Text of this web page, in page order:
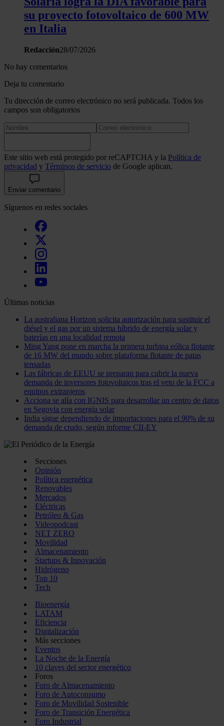
su proyecto fotovoltaico de 600 MW
en Italia
Redacción28/07/2026
No hay comentarios
Deja tu comentario
Tu dirección de correo electrónico no será publicada. Todos los
campos son obligatorios
Este sitio web está protegido por reCAPTCHA y la Política de
privacidad y Términos de servicio de Google aplican.
Enviar comentario
Síguenos en redes sociales
Últimas noticias
La australiana Horizon solicita autorización para sustituir el
diésel y el gas por un sistema híbrido de energía solar y
baterías en una localidad remota
Ming Yang pone en marcha la primera turbina eólica flotante
de 16 MW del mundo sobre plataforma flotante de patas
tensadas
Las fábricas de EEUU se preparan para cubrir la nueva
demanda de inversores fotovoltaicos tras el veto de la FCC a
equipos extranjeros
Acciona se alía con IGNIS para desarrollar un centro de datos
en Segovia con energía solar
India sigue dependiendo de importaciones para el 90% de su
demanda de crudo, según informe CII-EY
Secciones
Opinión
Política energética
Renovables
Mercados
Eléctricas
Petróleo & Gas
Videopodcast
NET ZERO
Movilidad
Almacenamiento
Startups & Innovación
Hidrógeno
Top 10
Tech
Bioenergía
LATAM
Eficiencia
Digitalización
Más secciones
Eventos
La Noche de la Energía
10 claves del sector energético
Foros
Foro de Almacenamiento
Foro de Autoconsumo
Foro de Movilidad Sostenible
Foro de Transición Energética
Foro Industrial